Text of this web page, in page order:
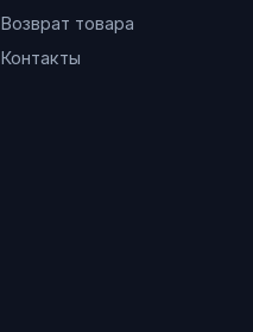
Возврат товара
Контакты